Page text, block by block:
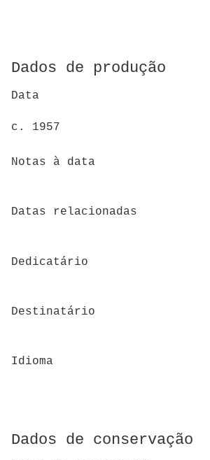
Dados de produção
Data
c. 1957
Notas à data
Datas relacionadas
Dedicatário
Destinatário
Idioma
Dados de conservação